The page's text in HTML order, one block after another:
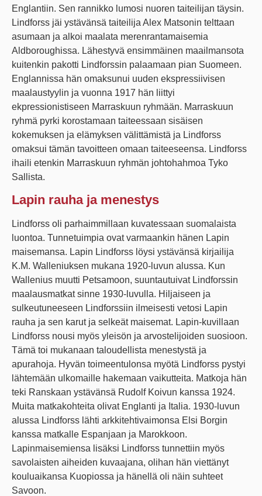
Englantiin. Sen rannikko lumosi nuoren taiteilijan täysin.
Lindforss jäi ystävänsä taiteilija Alex Matsonin telttaan
asumaan ja alkoi maalata merenrantamaisemia
Aldboroughissa. Lähestyvä ensimmäinen maailmansota
kuitenkin pakotti Lindforssin palaamaan pian Suomeen.
Englannissa hän omaksunui uuden ekspressiivisen
maalaustyylin ja vuonna 1917 hän liittyi
ekpressionistiseen Marraskuun ryhmään. Marraskuun
ryhmä pyrki korostamaan taiteessaan sisäisen
kokemuksen ja elämyksen välittämistä ja Lindforss
omaksui tämän tavoitteen omaan taiteeseensa. Lindforss
ihaili etenkin Marraskuun ryhmän johtohahmoa Tyko
Sallista.
Lapin rauha ja menestys
Lindforss oli parhaimmillaan kuvatessaan suomalaista
luontoa. Tunnetuimpia ovat varmaankin hänen Lapin
maisemansa. Lapin Lindforss löysi ystävänsä kirjailija
K.M. Walleniuksen mukana 1920-luvun alussa. Kun
Wallenius muutti Petsamoon, suuntautuivat Lindforssin
maalausmatkat sinne 1930-luvulla. Hiljaiseen ja
sulkeutuneeseen Lindforssiin ilmeisesti vetosi Lapin
rauha ja sen karut ja selkeät maisemat. Lapin-kuvillaan
Lindforss nousi myös yleisön ja arvostelijoiden suosioon.
Tämä toi mukanaan taloudellista menestystä ja
apurahoja. Hyvän toimeentulonsa myötä Lindforss pystyi
lähtemään ulkomaille hakemaan vaikutteita. Matkoja hän
teki Ranskaan ystävänsä Rudolf Koivun kanssa 1924.
Muita matkakohteita olivat Englanti ja Italia. 1930-luvun
alussa Lindforss lähti arkkitehtivaimonsa Elsi Borgin
kanssa matkalle Espanjaan ja Marokkoon.
Lapinmaisemiensa lisäksi Lindforss tunnettiin myös
savolaisten aiheiden kuvaajana, olihan hän viettänyt
kouluaikansa Kuopiossa ja hänellä oli näin suhteet
Savoon.